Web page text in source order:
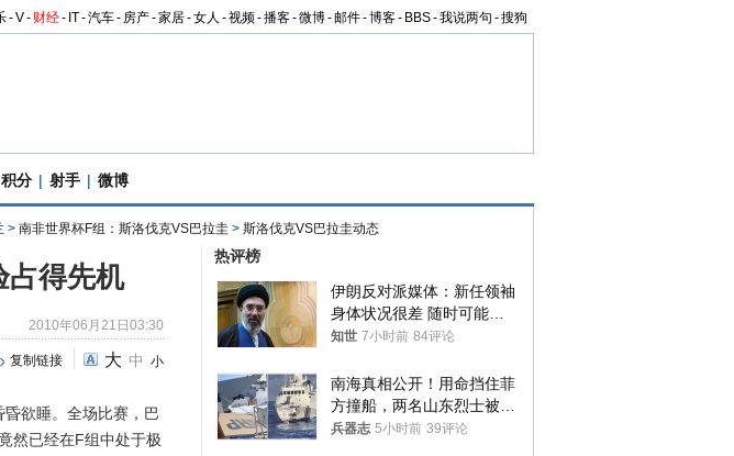
-V- 财经- IT-汽车- 房产-家居-女人 -视频-播客-微博-邮件-博客- BBS-我说两句 -搜狗
积分 | 射手 | 微博
> 南非世界杯F组：斯洛伐克VS巴拉圭 > 斯洛伐克VS巴拉圭动态
占得先机
2010年06月21日03:30
复制链接 大 中 小
欲睡。全场比赛，巴
然已经在F组中处于极
热评榜
伊朗反对派媒体：新任领袖
身体状况很差 随时可能离
世
知世 7小时前 84评论
南海真相公开！用命挡住菲
方撞船，两名山东烈士被授
武警最高荣誉
兵器志 5小时前 39评论